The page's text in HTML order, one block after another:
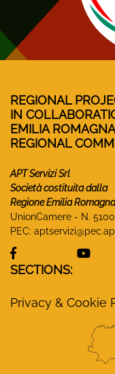
REGIONAL
IN
EMILIA
REGIONAL
APT Servizi Srl
Società costituita dalla
Regione Emilia Romagna
UnionCamere - N.
PEC:
visit Monasterivisit
SECTIONS:
Privacy & Cookie